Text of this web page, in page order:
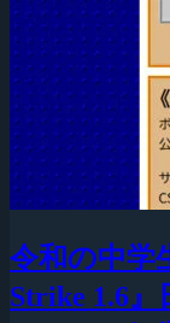
令和の中学
Strike 1.6』